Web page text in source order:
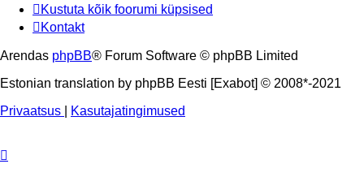
Kustuta kõik foorumi küpsised
Kontakt
Arendas phpBB® Forum Software © phpBB Limited
Estonian translation by phpBB Eesti [Exabot] © 2008*-2021
Privaatsus
Kasutajatingimused